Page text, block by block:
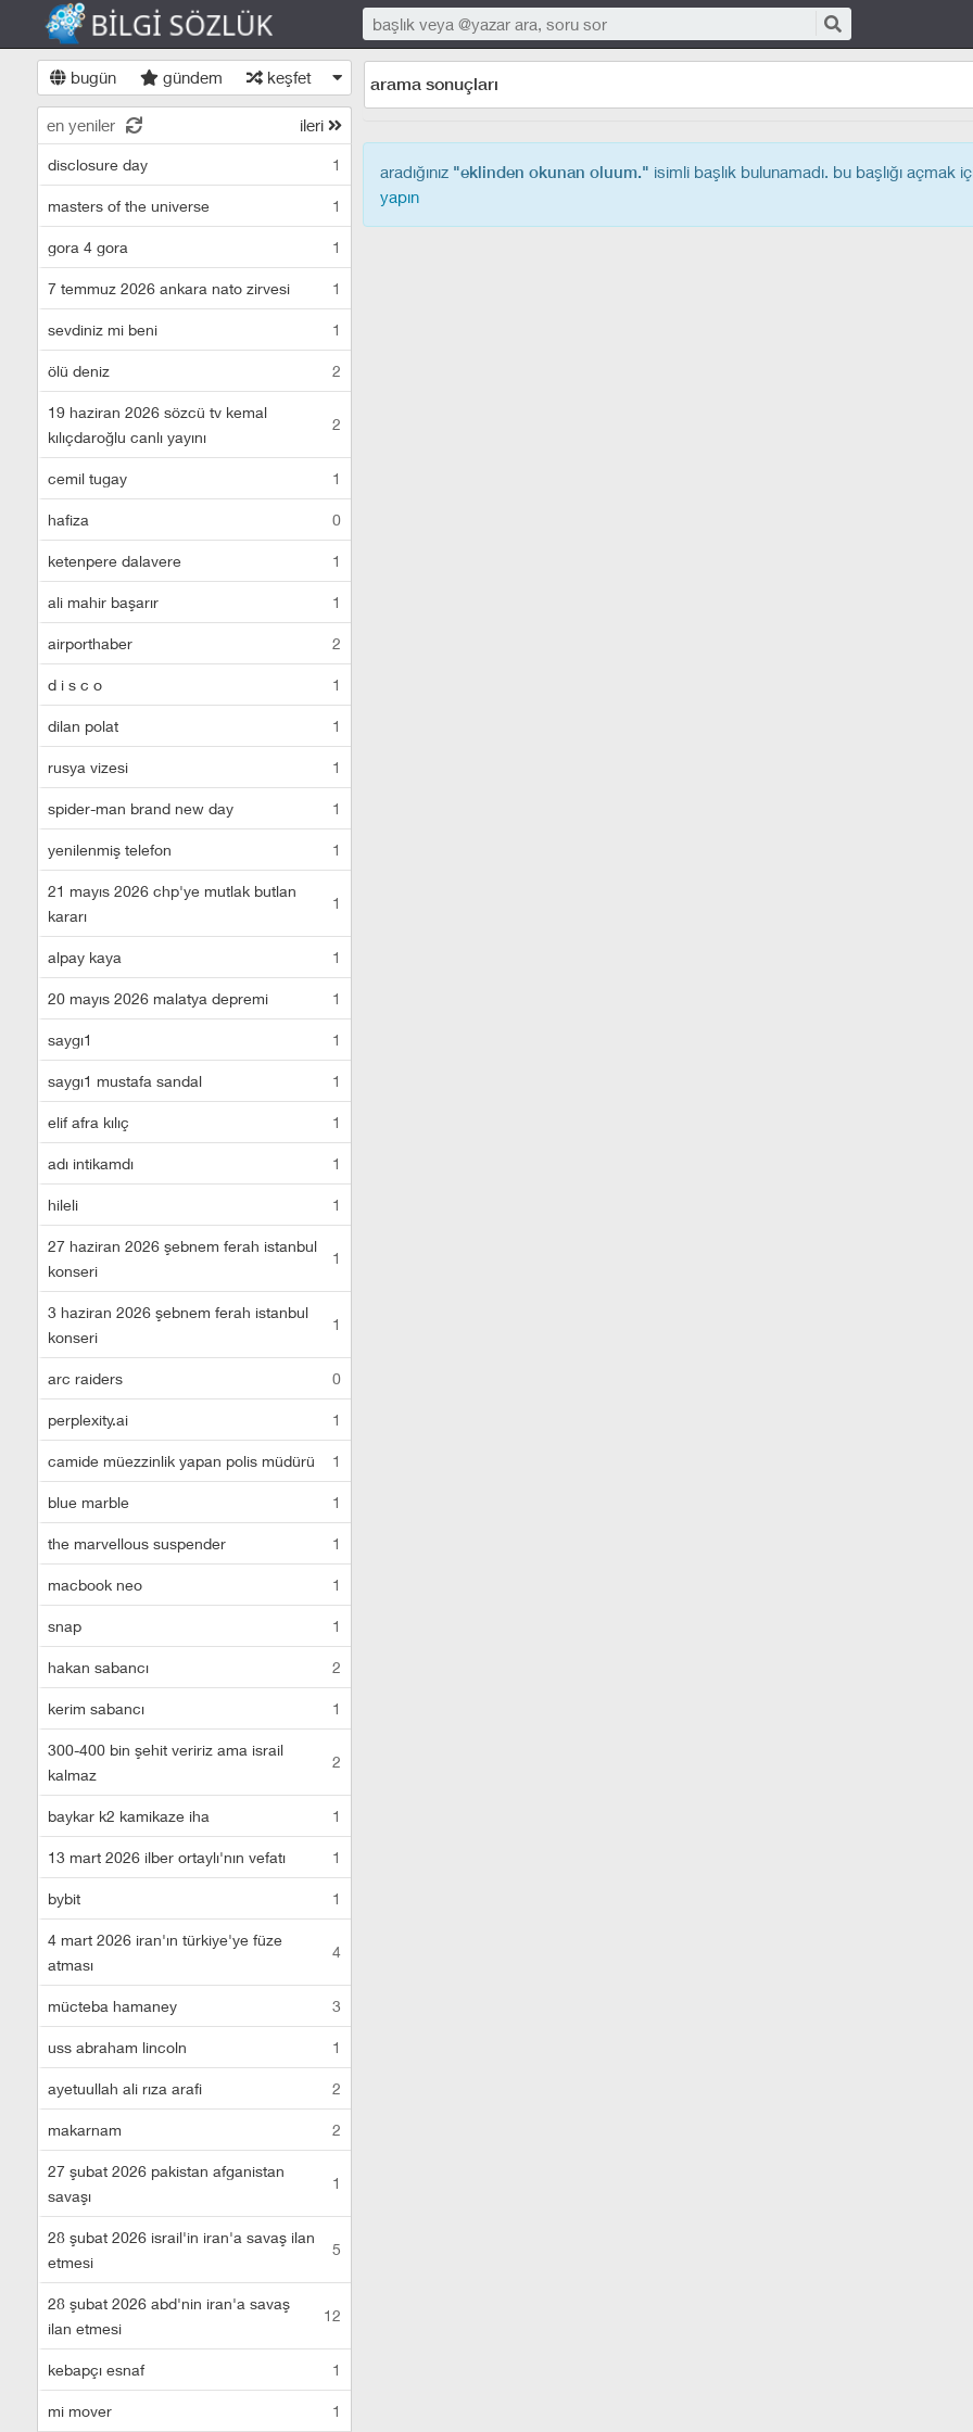
bugün gündem keşfet
en yeniler ileri
disclosure day 1
masters of the universe 1
gora 4 gora 1
7 temmuz 2026 ankara nato zirvesi 1
sevdiniz mi beni 1
ölü deniz 2
19 haziran 2026 sözcü tv kemal
kılıçdaroğlu canlı yayını
2
cemil tugay 1
hafiza 0
ketenpere dalavere 1
ali mahir başarır 1
airporthaber 2
d i s c o 1
dilan polat 1
rusya vizesi 1
spider-man brand new day 1
yenilenmiş telefon 1
21 mayıs 2026 chp'ye mutlak butlan
kararı
1
alpay kaya 1
20 mayıs 2026 malatya depremi 1
saygı1 1
saygı1 mustafa sandal 1
elif afra kılıç 1
adı intikamdı 1
hileli 1
27 haziran 2026 şebnem ferah istanbul
konseri
1
3 haziran 2026 şebnem ferah istanbul
konseri
1
arc raiders 0
perplexity.ai 1
camide müezzinlik yapan polis müdürü 1
blue marble 1
the marvellous suspender 1
macbook neo 1
snap 1
hakan sabancı 2
kerim sabancı 1
300-400 bin şehit veririz ama israil
kalmaz
2
baykar k2 kamikaze iha 1
13 mart 2026 ilber ortaylı'nın vefatı 1
bybit 1
4 mart 2026 iran'ın türkiye'ye füze
atması
4
mücteba hamaney 3
uss abraham lincoln 1
ayetuullah ali rıza arafi 2
makarnam 2
27 şubat 2026 pakistan afganistan
savaşı
1
28 şubat 2026 israil'in iran'a savaş ilan
etmesi
5
28 şubat 2026 abd'nin iran'a savaş
ilan etmesi
12
kebapçı esnaf 1
mi mover 1
arama sonuçları
aradığınız "eklinden okunan oluum." isimli başlık bulunamadı. bu başlığı açmak
yapın